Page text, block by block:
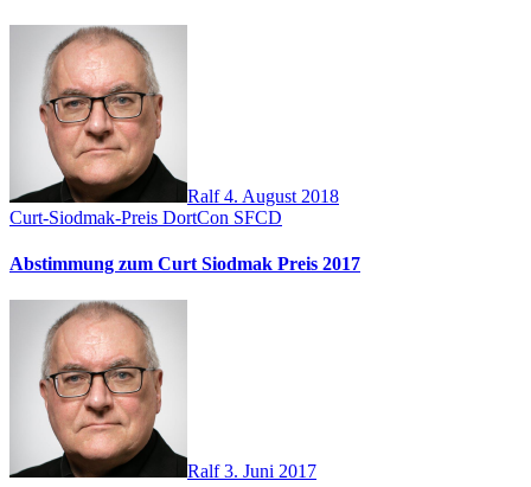
Ralf4. August 2018
Curt-Siodmak-Preis DortCon SFCD
Abstimmung zum Curt Siodmak Preis 2017
Ralf3. Juni 2017